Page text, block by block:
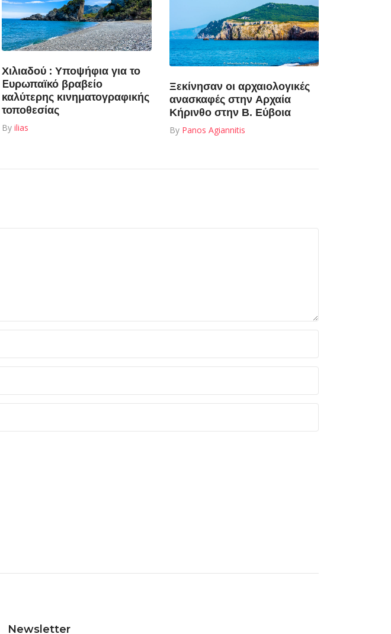
Χιλιαδού : Υποψήφια για το
Eυρωπαϊκό βραβείο
καλύτερης κινηματογραφικής
τοποθεσίας
By ilias
Ξεκίνησαν οι αρχαιολογικές
ανασκαφές στην Αρχαία
Κήρινθο στην Β. Εύβοια
By Panos Agiannitis
Newsletter